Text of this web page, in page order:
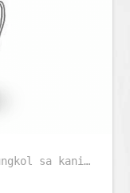
Ang mga bata ay nagsasalita tungkol sa kanilang mga lolo. Maaaring magtayo ng skyscraper ang lolo ni Giraffe. Ang lolo ng elepante ay maaaring magluto ng isang malaking piging. Ngunit sinong lolo ang magbibigay ng pinakamalaking sorpresa sa mga bata?